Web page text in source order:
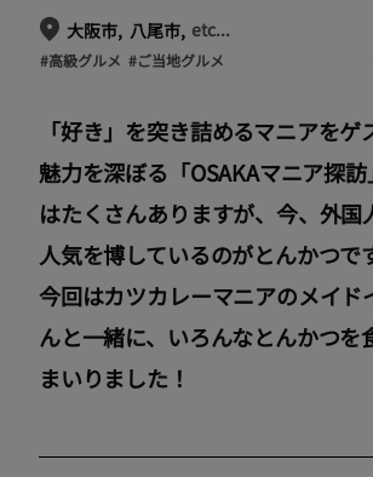
大阪市 八尾市 etc...
#高級グルメ #ご当地グルメ
「好き」を突き詰めるマニアをゲ
魅力を深ぼる「OSAKAマニア探
はたくさんありますが、今、外国
人気を博しているのがとんかつで
今回はカツカレーマニアのメイド
んと一緒に、いろんなとんかつを
まいりました！